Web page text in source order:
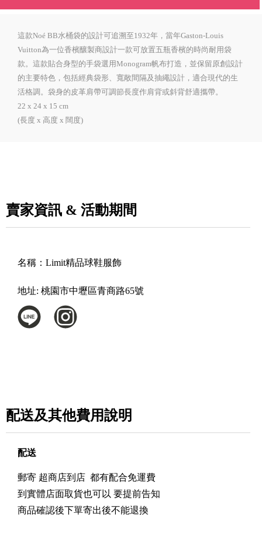
這款Noé BB水桶袋的設計可追溯至1932年，當年Gaston-Louis
Vuitton為一位香檳釀製商設計一款可放置五瓶香檳的時尚耐用袋
款。這款貼合身型的手袋選用Monogram帆布打造，並保留原創設計
的主要特色，包括經典袋形、寬敞間隔及抽繩設計，適合現代的生
活格調。袋身的皮革肩帶可調節長度作肩背或斜背舒適攜帶。
22 x 24 x 15 cm
(長度 x 高度 x 闊度)
賣家資訊 & 活動期間
名稱： Limit精品球鞋服飾
地址: 桃園市中壢區青商路65號
配送及其他費用說明
配送
郵寄 超商店到店 都有配合免運費
到實體店面取貨也可以 要提前告知
商品確認後下單寄出後不能退換